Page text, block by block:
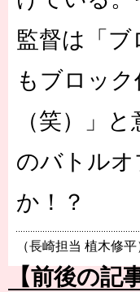
監督は「
もブロッ
（笑）」
のバトル
か！？
（長崎担当 植木修平
【前後の記